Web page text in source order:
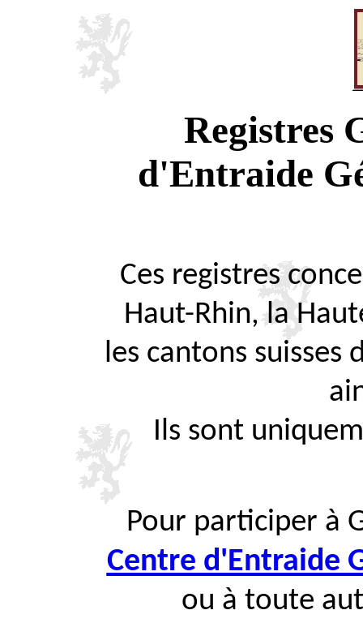
Registres
d'Entraide
Ces registres
Haut-Rhin, la
les cantons suisses
Ils sont
Pour participer à
Centre d'Entraide
ou à toute